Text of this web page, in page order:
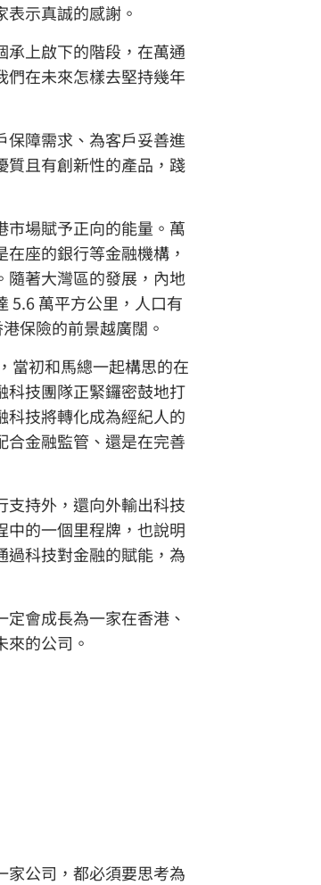
示真誠的感謝。
承上啟下的階段，在萬通
們在未來怎樣去堅持幾年
保障需求、為客戶妥善進
質且有創新性的產品，踐
市場賦予正向的能量。萬
座的銀行等金融機構，
隨著大灣區的發展，內地
5.6 萬平方公里，人口有
保險的前景越廣闊。
當初和馬總一起構思的在
科技團隊正緊鑼密鼓地打
科技將轉化成為經紀人的
合金融監管、還是在完善
支持外，還向外輸出科技
中的一個里程牌，也說明
過科技對金融的賦能，為
會成長為一家在香港、
的公司。
家公司，都必須要思考為